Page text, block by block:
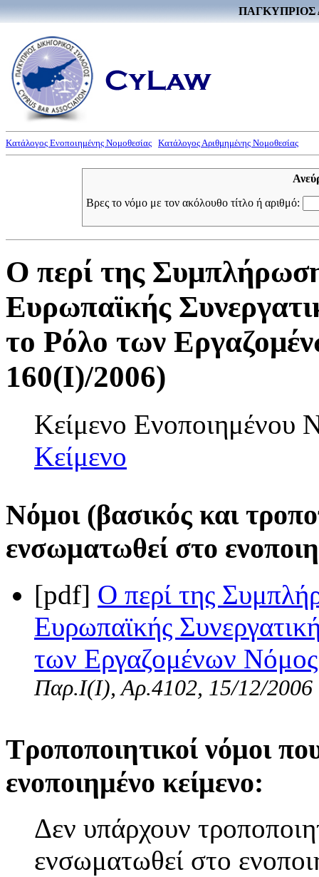
ΠΑΓΚΥΠΡΙΟΣ
Κατάλογος Ενοποιημένης Νομοθεσίας Κατάλογος Αριθμημένης Νομοθεσίας
Βρες το νόμο με τον ακόλουθο τίτλο ή αριθμό:
Ο περί της
Ευρωπαϊκής
το Ρόλο των
160(I)/2006)
Κείμενο
Κείμενο
Νόμοι (βασικός και
ενσωματωθεί στο
[pdf] Ο περί της
Ευρωπαϊκής
των Εργαζομένων
Παρ.Ι(I), Αρ.4102, 15/12/2006
Τροποποιητικοί νόμοι
ενοποιημένο κείμενο:
Δεν υπάρχουν
ενσωματωθεί στο